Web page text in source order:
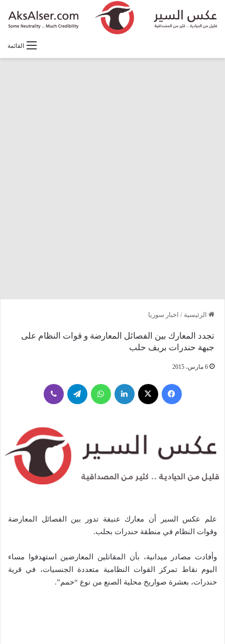
القائمة
الرئيسية / اخبار سوريا
تجدد المعارك بين الفصائل المعارضة و قوات النظام على
جبهة حندرات بريف حلب
6 مارس، 2015
فيسبوك لينكدإن واتساب تيلقرام
علم عكس السير أن معارك عنيفة تدور بين الفصائل المعارضة
وقوات النظام في منطقة حندرات بحلب.
وأفادت مصادر ميدانية، بأن المقاتلين المعارضين استهدفوا مساء
اليوم نقاط تمركز القوات النظامية متعددة الجنسيات، في قرية
حندرات، بعشرة صواريخ محلية الصنع من نوع “حمم”.